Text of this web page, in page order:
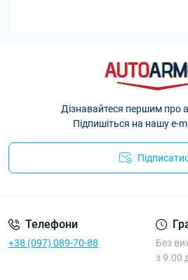
Дізнавайтеся першим про
Підпишіться на нашу e-
Телефони
+38 (097) 089-70-88
Без
з 9.00